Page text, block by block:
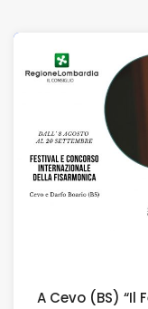
A Cevo (BS) “Il